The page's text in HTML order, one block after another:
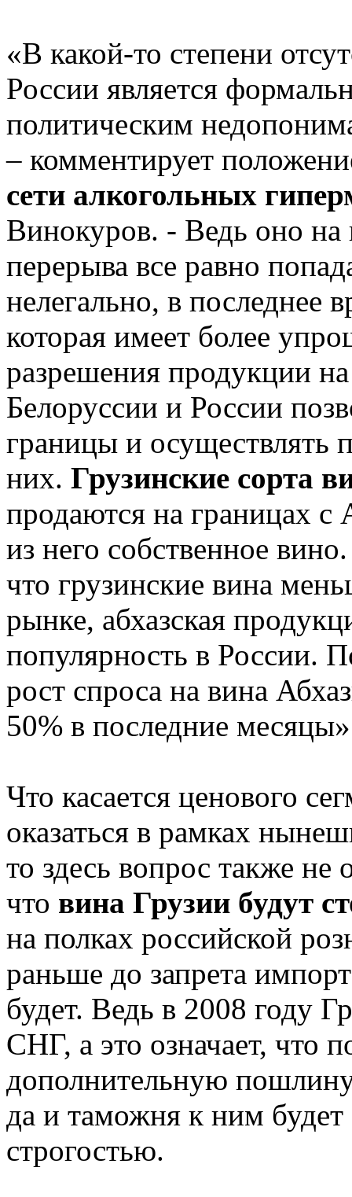
«В какой-то степени
России является
политическим
– комментирует
сети алкогольных
Винокуров. - Ведь оно на
перерыва все равно
нелегально, в последнее
которая имеет более
разрешения продукции
Белоруссии и России
границы и осуществлять
них. Грузинские сорта
продаются на границах с
из него собственное
что грузинские вина
рынке, абхазская
популярность в России.
рост спроса на вина
50% в последние
Что касается ценового
оказаться в рамках
то здесь вопрос также не
что вина Грузии будут
на полках российской
раньше до запрета
будет. Ведь в 2008 году
СНГ, а это означает, что
дополнительную
да и таможня к ним будет
строгостью.